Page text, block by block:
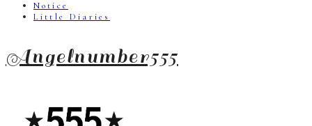
Notice
Little Diaries
Angelnumber555